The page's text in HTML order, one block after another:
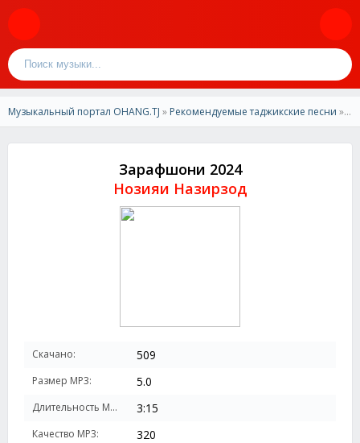
Музыкальный портал OHANG.TJ » Рекомендуемые таджикские песни » Нозияи Назирзод - Зарафшони 2024
Зарафшони 2024
Нозияи Назирзод
Скачано: 509
Размер MP3: 5.0
Длительность MP3: 3:15
Качество MP3: 320